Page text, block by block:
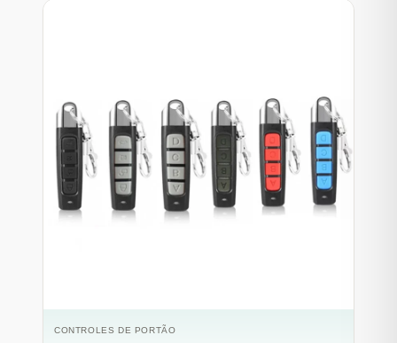
CONTROLES DE PORTÃO